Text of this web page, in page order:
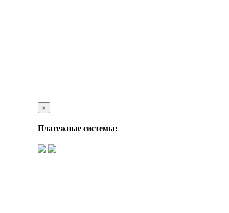
×
Платежные системы: